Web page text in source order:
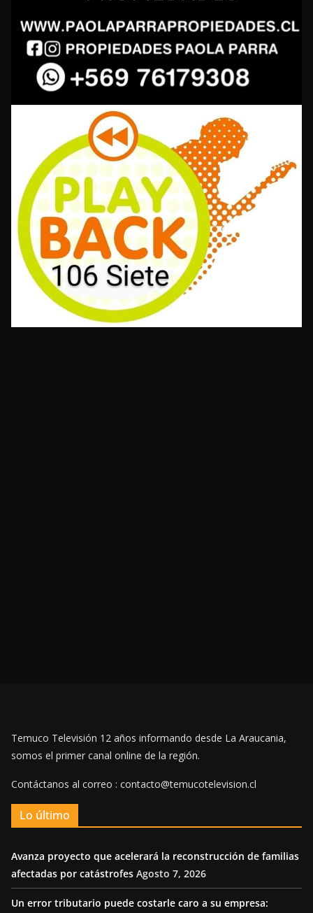
Temuco Televisión 12 años informando desde La Araucania,
somos el primer canal online de la región.
Contáctanos al correo : contacto@temucotelevision.cl
Lo último
Avanza proyecto que acelerará la reconstrucción de familias
afectadas por catástrofes Agosto 7, 2026
Un error tributario puede costarle caro a su empresa: